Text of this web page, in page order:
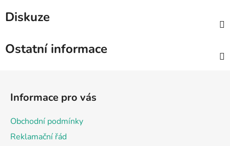
Diskuze
Ostatní informace
Informace pro vás
Obchodní podmínky
Reklamační řád